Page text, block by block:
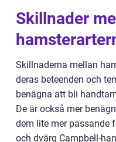
Skillnader
Skillnaderna mellan
deras beteenden och
benägna att bli
De är också mer
dem lite mer passande
och dvärg Campbell-